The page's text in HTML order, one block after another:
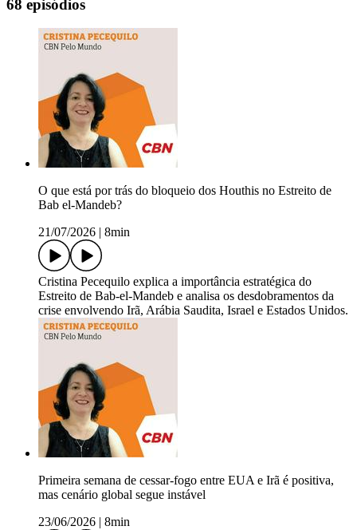
68 episódios
O que está por trás do bloqueio dos Houthis no Estreito de
Bab el-Mandeb?
21/07/2026
8min
Cristina Pecequilo explica a importância estratégica do
Estreito de Bab-el-Mandeb e analisa os desdobramentos da
crise envolvendo Irã, Arábia Saudita, Israel e Estados Unidos.
Primeira semana de cessar-fogo entre EUA e Irã é positiva,
mas cenário global segue instável
23/06/2026
8min